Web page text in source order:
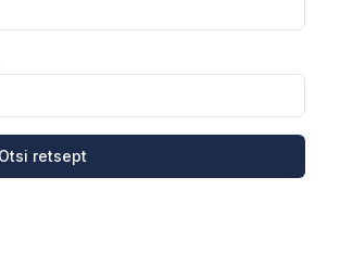
Otsi retsept